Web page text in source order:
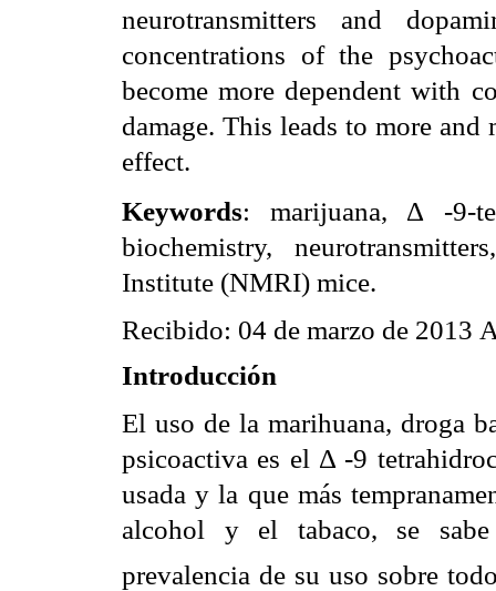
neurotransmitters and
concentrations of the
become more dependent with
damage. This leads to more and
effect.
Keywords: marijuana, Δ -9-
biochemistry,
Institute (NMRI) mice.
Recibido: 04 de marzo de 2013
Introducción
El uso de la marihuana, droga
psicoactiva es el Δ -9
usada y la que más
alcohol y el tabaco, se
prevalencia de su uso sobre